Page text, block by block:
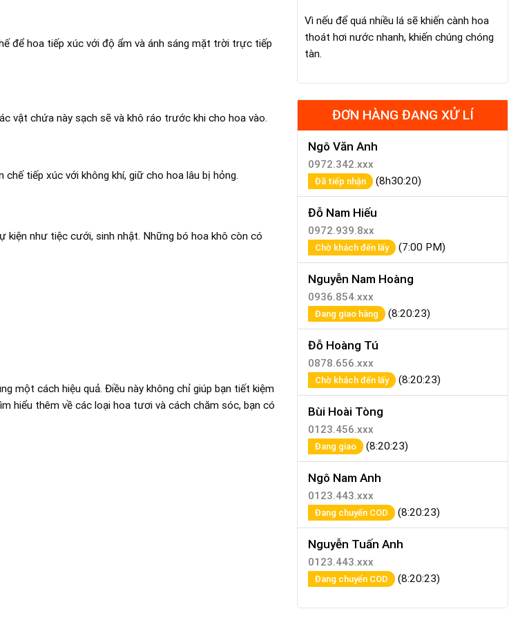
để hoa tiếp xúc với độ ẩm và ánh sáng mặt trời trực tiếp
vật chứa này sạch sẽ và khô ráo trước khi cho hoa vào.
tiếp xúc với không khí, giữ cho hoa lâu bị hỏng.
như tiệc cưới, sinh nhật. Những bó hoa khô còn có
một cách hiệu quả. Điều này không chỉ giúp bạn tiết kiệm
hiểu thêm về các loại hoa tươi và cách chăm sóc, bạn có
Vì nếu để quá nhiều lá sẽ khiến cành hoa
thoát hơi nước nhanh, khiến chúng chóng
tàn.
ĐƠN HÀNG ĐANG XỬ LÍ
Ngô Văn Anh
0972.342.xxx
Đã tiếp nhận (8h30:20)
Đỗ Nam Hiếu
0972.939.8xx
Chờ khách đến lấy (7:00 PM)
Nguyễn Nam Hoàng
0936.854.xxx
Đang giao hàng (8:20:23)
Đỗ Hoàng Tú
0878.656.xxx
Chờ khách đến lấy (8:20:23)
Bùi Hoài Tòng
0123.456.xxx
Đang giao (8:20:23)
Ngô Nam Anh
0123.443.xxx
Đang chuyển COD (8:20:23)
Nguyễn Tuấn Anh
0123.443.xxx
Đang chuyển COD (8:20:23)